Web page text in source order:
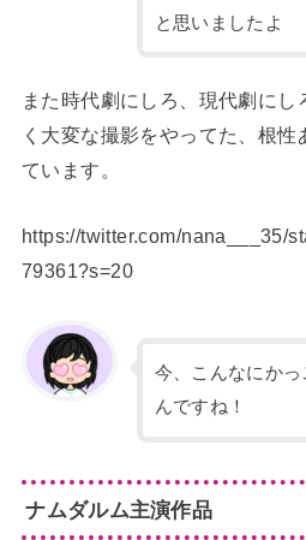
と思いましたよ
また時代劇にしろ、現代劇に
く大変な撮影をやってた、根
ています。
https://twitter.com/nana___35/
79361?s=20
今、こんなにか
んですね！
ナムダルム主演作品